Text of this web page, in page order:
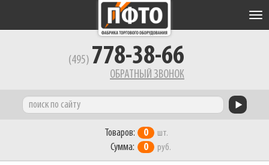
(495) 778-38-66
ОБРАТНЫЙ ЗВОНОК
Товаров: 0 шт.
Сумма: 0 руб.